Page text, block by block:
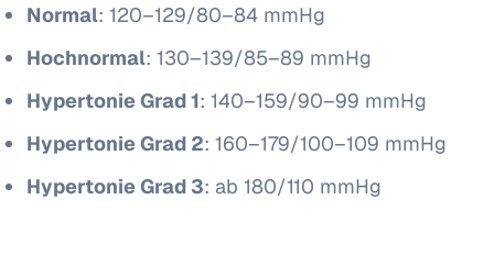
Normal: 120–129/80–84 mmHg
Hochnormal: 130–139/85–89 mmHg
Hypertonie Grad 1: 140–159/90–99 mmHg
Hypertonie Grad 2: 160–179/100–109 mmHg
Hypertonie Grad 3: ab 180/110 mmHg